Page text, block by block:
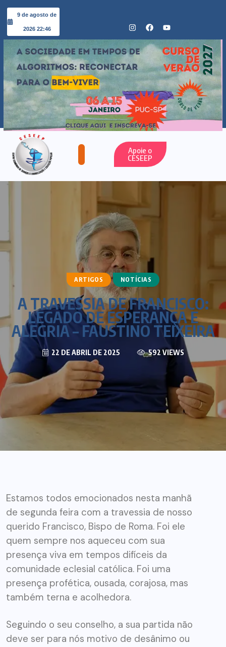
9 de agosto de
2026 22:46
Apoie o
CESEEP
ARTIGOS NOTÍCIAS
A TRAVESSIA DE FRANCISCO:
LEGADO DE ESPERANÇA E
ALEGRIA – FAUSTINO TEIXEIRA
22 DE ABRIL DE 2025 592 VIEWS
Estamos todos emocionados nesta manhã
de segunda feira com a travessia de nosso
querido Francisco, Bispo de Roma. Foi ele
quem sempre nos aqueceu com sua
presença viva em tempos difíceis da
comunidade eclesial católica. Foi uma
presença profética, ousada, corajosa, mas
também terna e acolhedora.
Seguindo o seu conselho, a sua partida não
deve ser para nós motivo de desânimo ou